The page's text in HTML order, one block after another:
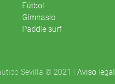
Fútbol
Gimnasio
Paddle surf
Sevilla © 2021 | Aviso legal